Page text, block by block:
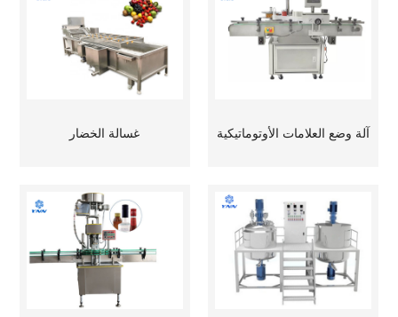
غسالة الخضار آلة وضع العلامات الأوتوماتيكية